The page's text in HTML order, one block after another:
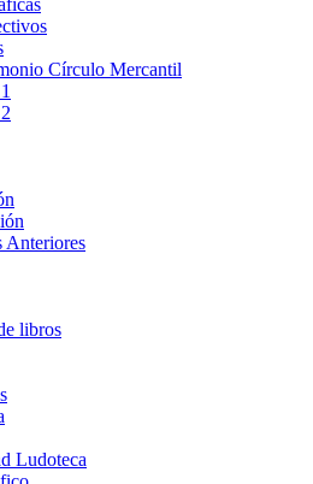
Círculo Mercantil
Anteriores
libros
Ludoteca